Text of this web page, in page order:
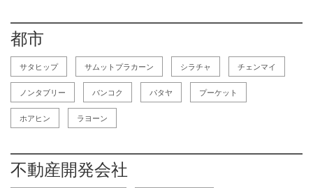
都市
サタヒップ サムットプラカーン シラチャ チェンマイ
ノンタブリー バンコク パタヤ プーケット
ホアヒン ラヨーン
不動産開発会社